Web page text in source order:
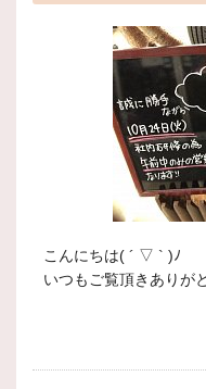
こんにちは( ´ ▽ ` )ﾉ
いつもご覧頂きありが